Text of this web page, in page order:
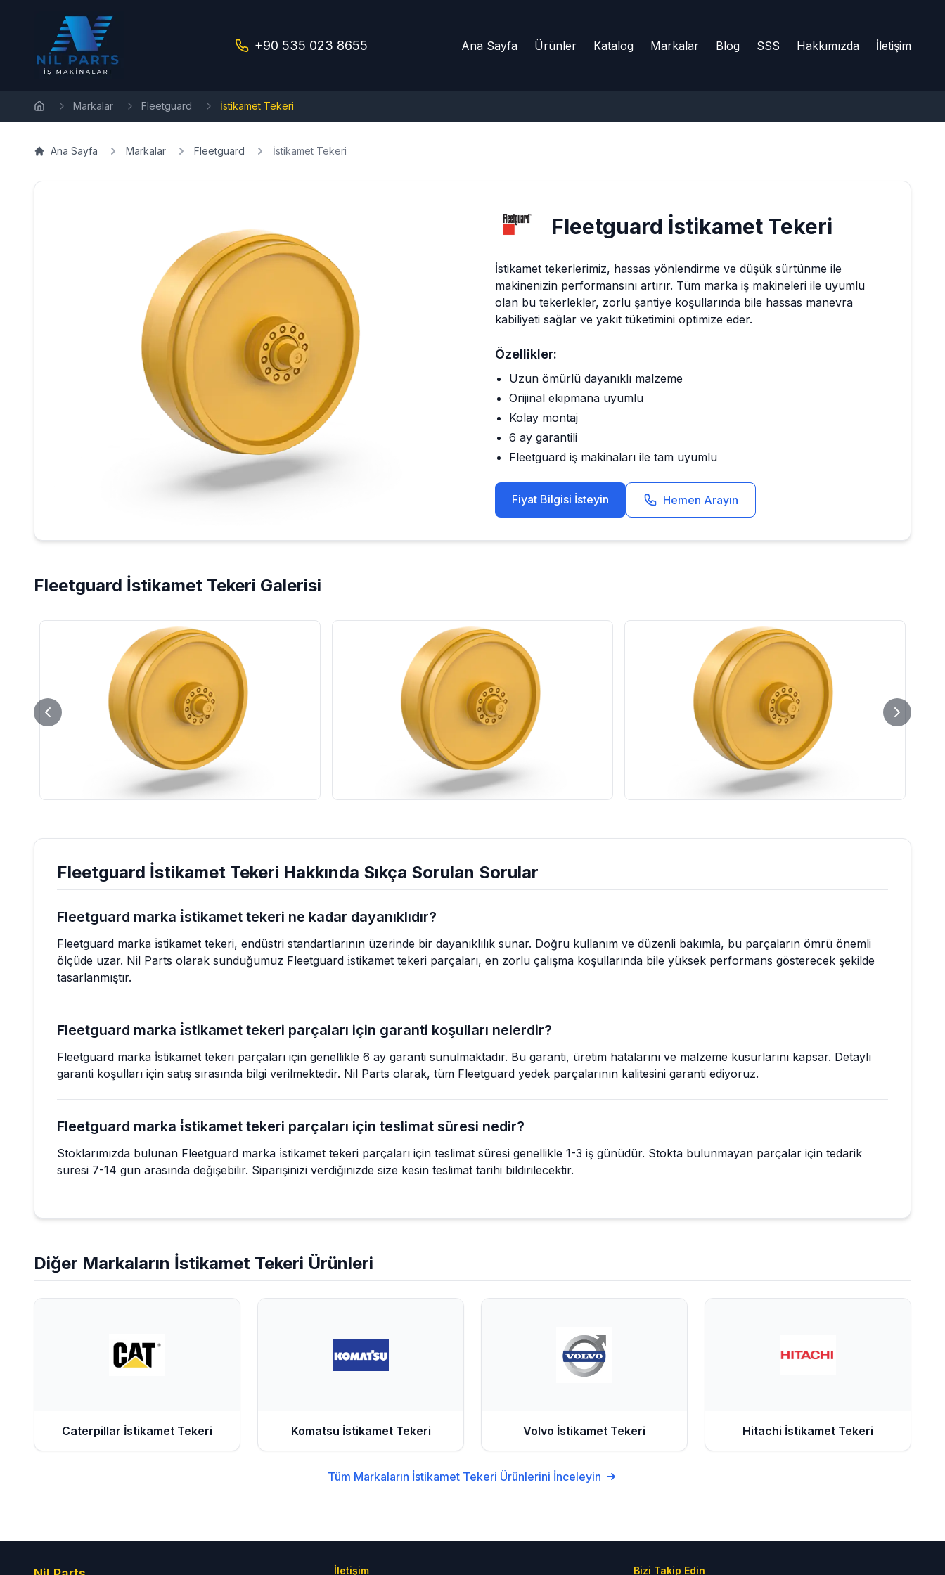
+90 535 023 8655 Ana Sayfa Ürünler Katalog Markalar Blog SSS Hakkımızda İletişim
Markalar Fleetguard İstikamet Tekeri
Ana Sayfa Markalar Fleetguard İstikamet Tekeri
Fleetguard İstikamet Tekeri
İstikamet tekerlerimiz, hassas yönlendirme ve düşük sürtünme ile
makinenizin performansını artırır. Tüm marka iş makineleri ile uyumlu
olan bu tekerlekler, zorlu şantiye koşullarında bile hassas manevra
kabiliyeti sağlar ve yakıt tüketimini optimize eder.
Özellikler:
Uzun ömürlü dayanıklı malzeme
Orijinal ekipmana uyumlu
Kolay montaj
6 ay garantili
Fleetguard iş makinaları ile tam uyumlu
Fiyat Bilgisi İsteyin Hemen Arayın
Fleetguard İstikamet Tekeri Galerisi
Fleetguard İstikamet Tekeri Hakkında Sıkça Sorulan Sorular
Fleetguard marka i̇stikamet tekeri ne kadar dayanıklıdır?
Fleetguard marka i̇stikamet tekeri, endüstri standartlarının üzerinde bir dayanıklılık sunar. Doğru kullanım ve düzenli bakımla, bu parçaların ömrü önemli
ölçüde uzar. Nil Parts olarak sunduğumuz Fleetguard i̇stikamet tekeri parçaları, en zorlu çalışma koşullarında bile yüksek performans gösterecek şekilde
tasarlanmıştır.
Fleetguard marka i̇stikamet tekeri parçaları için garanti koşulları nelerdir?
Fleetguard marka i̇stikamet tekeri parçaları için genellikle 6 ay garanti sunulmaktadır. Bu garanti, üretim hatalarını ve malzeme kusurlarını kapsar. Detaylı
garanti koşulları için satış sırasında bilgi verilmektedir. Nil Parts olarak, tüm Fleetguard yedek parçalarının kalitesini garanti ediyoruz.
Fleetguard marka i̇stikamet tekeri parçaları için teslimat süresi nedir?
Stoklarımızda bulunan Fleetguard marka i̇stikamet tekeri parçaları için teslimat süresi genellikle 1-3 iş günüdür. Stokta bulunmayan parçalar için tedarik
süresi 7-14 gün arasında değişebilir. Siparişinizi verdiğinizde size kesin teslimat tarihi bildirilecektir.
Diğer Markaların İstikamet Tekeri Ürünleri
Caterpillar İstikamet Tekeri Komatsu İstikamet Tekeri Volvo İstikamet Tekeri Hitachi İstikamet Tekeri
Tüm Markaların İstikamet Tekeri Ürünlerini İnceleyin
İletişim Bizi Takip Edin